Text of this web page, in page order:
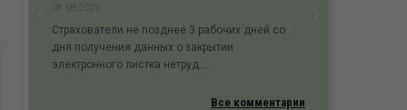
Страхователи не позднее 3 рабочих дней со
дня получения данных о закрытии
электронного листка нетруд...
Все комментарии